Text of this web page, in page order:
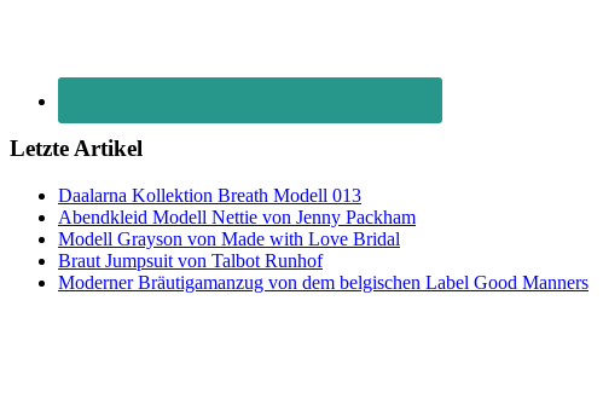
Letzte Artikel
Daalarna Kollektion Breath Modell 013
Abendkleid Modell Nettie von Jenny Packham
Modell Grayson von Made with Love Bridal
Braut Jumpsuit von Talbot Runhof
Moderner Bräutigamanzug von dem belgischen Label Good Manners